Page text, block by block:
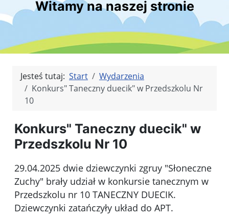
Witamy na naszej stronie
Jesteś tutaj: Start
Wydarzenia
Konkurs" Taneczny duecik" w Przedszkolu Nr
10
Konkurs" Taneczny duecik" w
Przedszkolu Nr 10
29.04.2025 dwie dziewczynki zgruy "Słoneczne
Zuchy" brały udział w konkursie tanecznym w
Przedszkolu nr 10 TANECZNY DUECIK.
Dziewczynki zatańczyły układ do APT.